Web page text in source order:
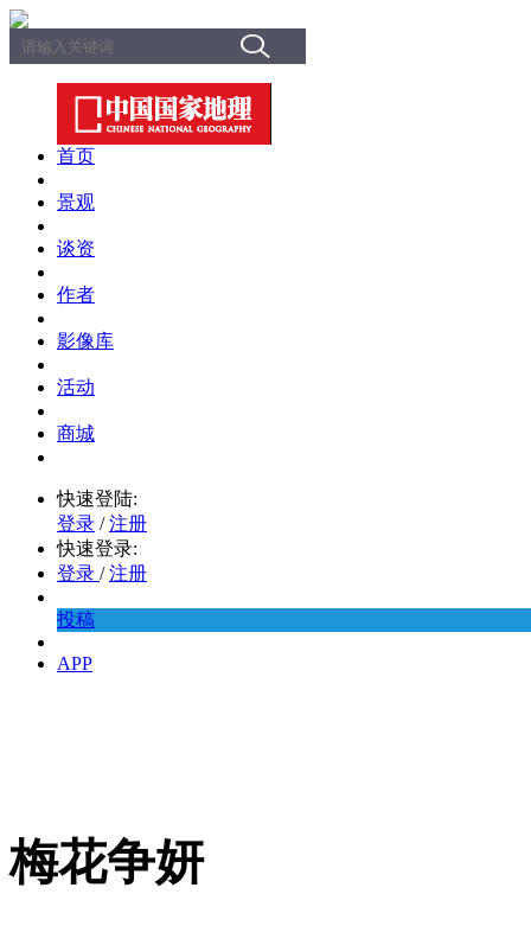
首页
景观
谈资
作者
影像库
活动
商城
快速登陆:
登录 / 注册
快速登录:
登录 / 注册
投稿
APP
梅花争妍